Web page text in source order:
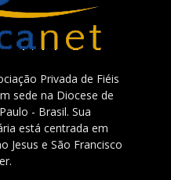
Privada de Fiéis
sede na Diocese de
- Brasil. Sua
está centrada em
Jesus e São Francisco